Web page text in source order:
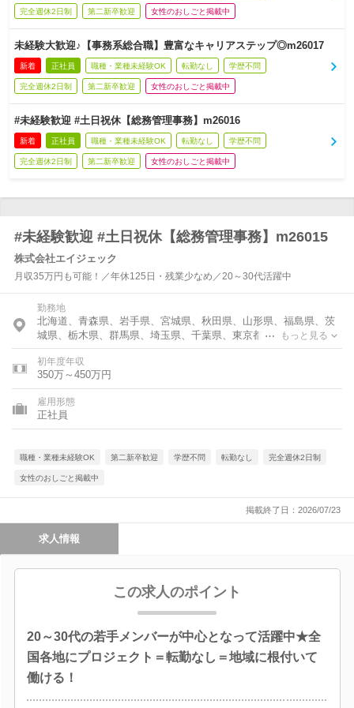
完全週休2日制 第二新卒歓迎 女性のおしごと掲載中
未経験大歓迎♪【事務系総合職】豊富なキャリアステップ◎m26017
新着 正社員 職種・業種未経験OK 転勤なし 学歴不問
完全週休2日制 第二新卒歓迎 女性のおしごと掲載中
#未経験歓迎 #土日祝休【総務管理事務】m26016
新着 正社員 職種・業種未経験OK 転勤なし 学歴不問
完全週休2日制 第二新卒歓迎 女性のおしごと掲載中
#未経験歓迎 #土日祝休【総務管理事務】m26015
株式会社エイジェック
月収35万円も可能！／年休125日・残業少なめ／20～30代活躍中
勤務地
北海道、青森県、岩手県、宮城県、秋田県、山形県、福島県、茨
城県、栃木県、群馬県、埼玉県、千葉県、東京都、神奈川県、富
山県、石川県、福井県、新潟県、山梨県、長野県、岐阜県、静岡
県、愛知県、三重県、滋賀県、京都府、大阪府、奈良県、和歌山
県、鳥取県、島根県、岡山県、広島県、山口県、徳島県、香川
県、愛媛県、高知県、福岡県、佐賀県、長崎県、熊本県、大分
県、宮崎県、鹿児島県、沖縄県
もっと見る
初年度年収
350万～450万円
雇用形態
正社員
職種・業種未経験OK 第二新卒歓迎 学歴不問 転勤なし 完全週休2日制
女性のおしごと掲載中
掲載終了日：2026/07/23
求人情報
この求人のポイント
20～30代の若手メンバーが中心となって活躍中★全
国各地にプロジェクト＝転勤なし＝地域に根付いて
働ける！